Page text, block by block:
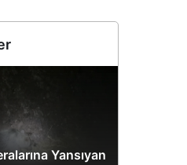
Yansıyan